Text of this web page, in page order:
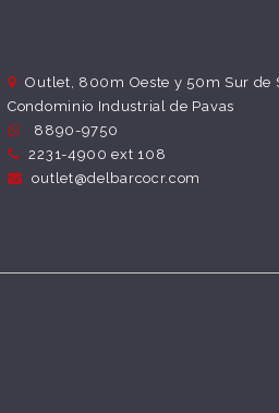
Outlet, 800m Oeste y 50m Sur de
Condominio Industrial de Pavas
8890-9750
2231-4900 ext 108
outlet@delbarcocr.com